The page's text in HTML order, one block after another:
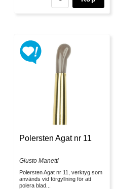
Polersten Agat nr 11
Giusto Manetti
Polersten Agat nr 11, verktyg som
används vid förgyllning för att
polera blad...